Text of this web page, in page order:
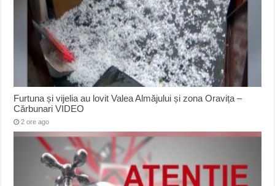
Furtuna și vijelia au lovit Valea Almăjului și zona Oravița –
Cărbunari VIDEO
2 ore ago